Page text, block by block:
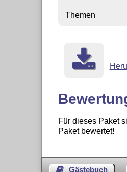
Themen
Für dieses Paket
Paket bewertet!
Gästebuch